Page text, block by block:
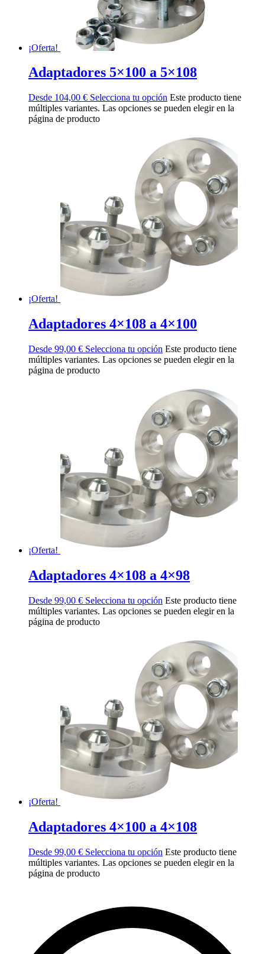
¡Oferta!
Adaptadores 5×100 a 5×108
Desde 104,00 € Selecciona tu opción Este producto tiene
múltiples variantes. Las opciones se pueden elegir en la
página de producto
¡Oferta!
Adaptadores 4×108 a 4×100
Desde 99,00 € Selecciona tu opción Este producto tiene
múltiples variantes. Las opciones se pueden elegir en la
página de producto
¡Oferta!
Adaptadores 4×108 a 4×98
Desde 99,00 € Selecciona tu opción Este producto tiene
múltiples variantes. Las opciones se pueden elegir en la
página de producto
¡Oferta!
Adaptadores 4×100 a 4×108
Desde 99,00 € Selecciona tu opción Este producto tiene
múltiples variantes. Las opciones se pueden elegir en la
página de producto